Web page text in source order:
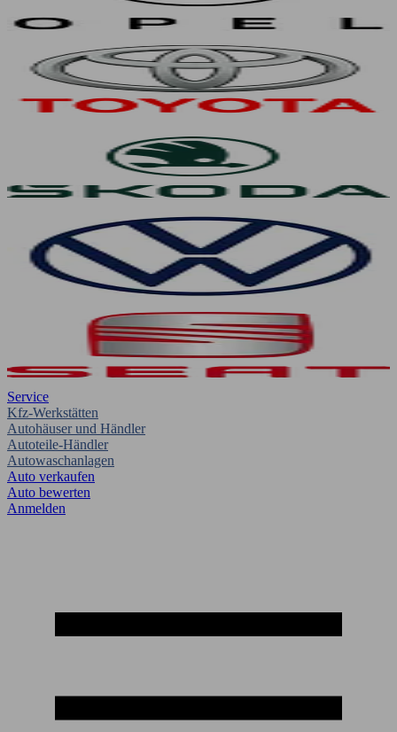
Service
Kfz-Werkstätten
Autohäuser und Händler
Autoteile-Händler
Autowaschanlagen
Auto verkaufen
Auto bewerten
Anmelden